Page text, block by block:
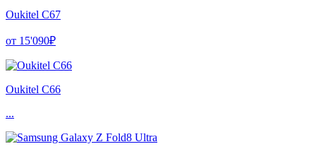
Oukitel C67
от 15'090₽
Oukitel C66
...